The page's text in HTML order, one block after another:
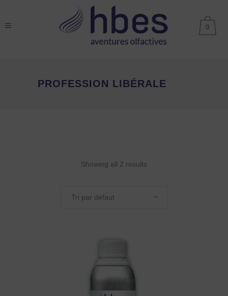
0
PROFESSION LIBÉRALE
Showing all 2 results
Tri par défaut